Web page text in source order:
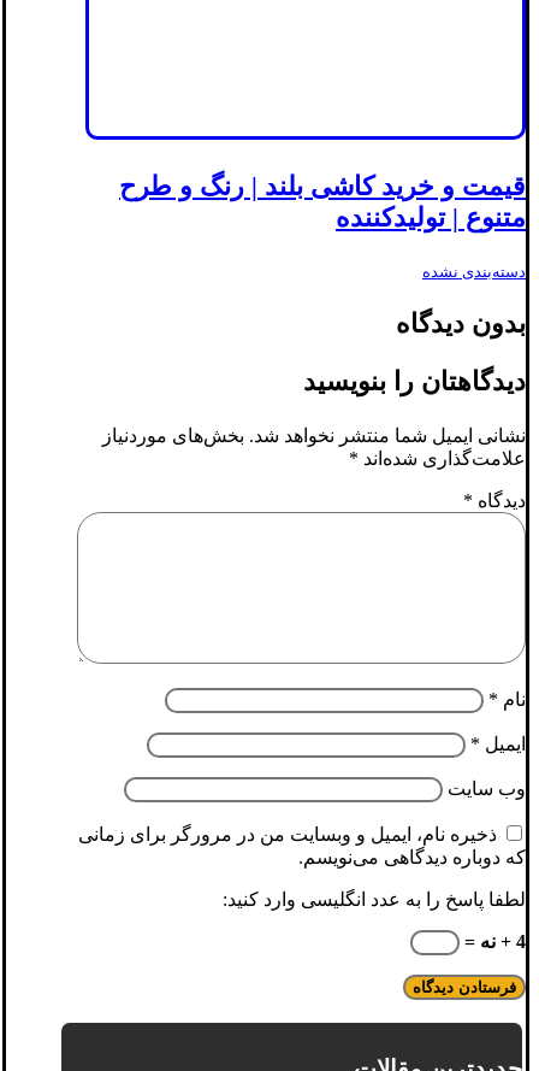
قیمت و خرید کاشی بلند | رنگ و طرح
متنوع | تولیدکننده
دسته‌بندی نشده
بدون دیدگاه
دیدگاهتان را بنویسید
نشانی ایمیل شما منتشر نخواهد شد. بخش‌های موردنیاز
علامت‌گذاری شده‌اند *
دیدگاه *
نام *
ایمیل *
وب‌ سایت
ذخیره نام، ایمیل و وبسایت من در مرورگر برای زمانی
که دوباره دیدگاهی می‌نویسم.
لطفا پاسخ را به عدد انگلیسی وارد کنید:
4 + نه =